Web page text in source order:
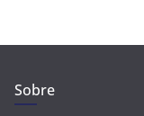
Sobre